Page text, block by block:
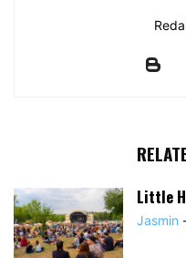
Little
Jasmin